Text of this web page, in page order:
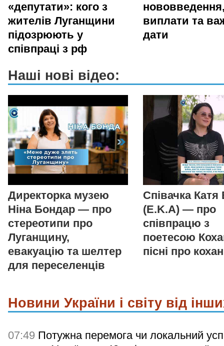
«депутати»: кого з
жителів Луганщини
підозрюють у
співпраці з рф
виплати та
дати
Наші нові відео:
Директорка музею
Ніна Бондар — про
стереотипи про
Луганщину,
евакуацію та шелтер
для переселенців
Співачка Катя
(E.K.A) — про
співпрацю з
поетесою
пісні про
Новини України і світу від
07:49 Потужна перемога чи локальний